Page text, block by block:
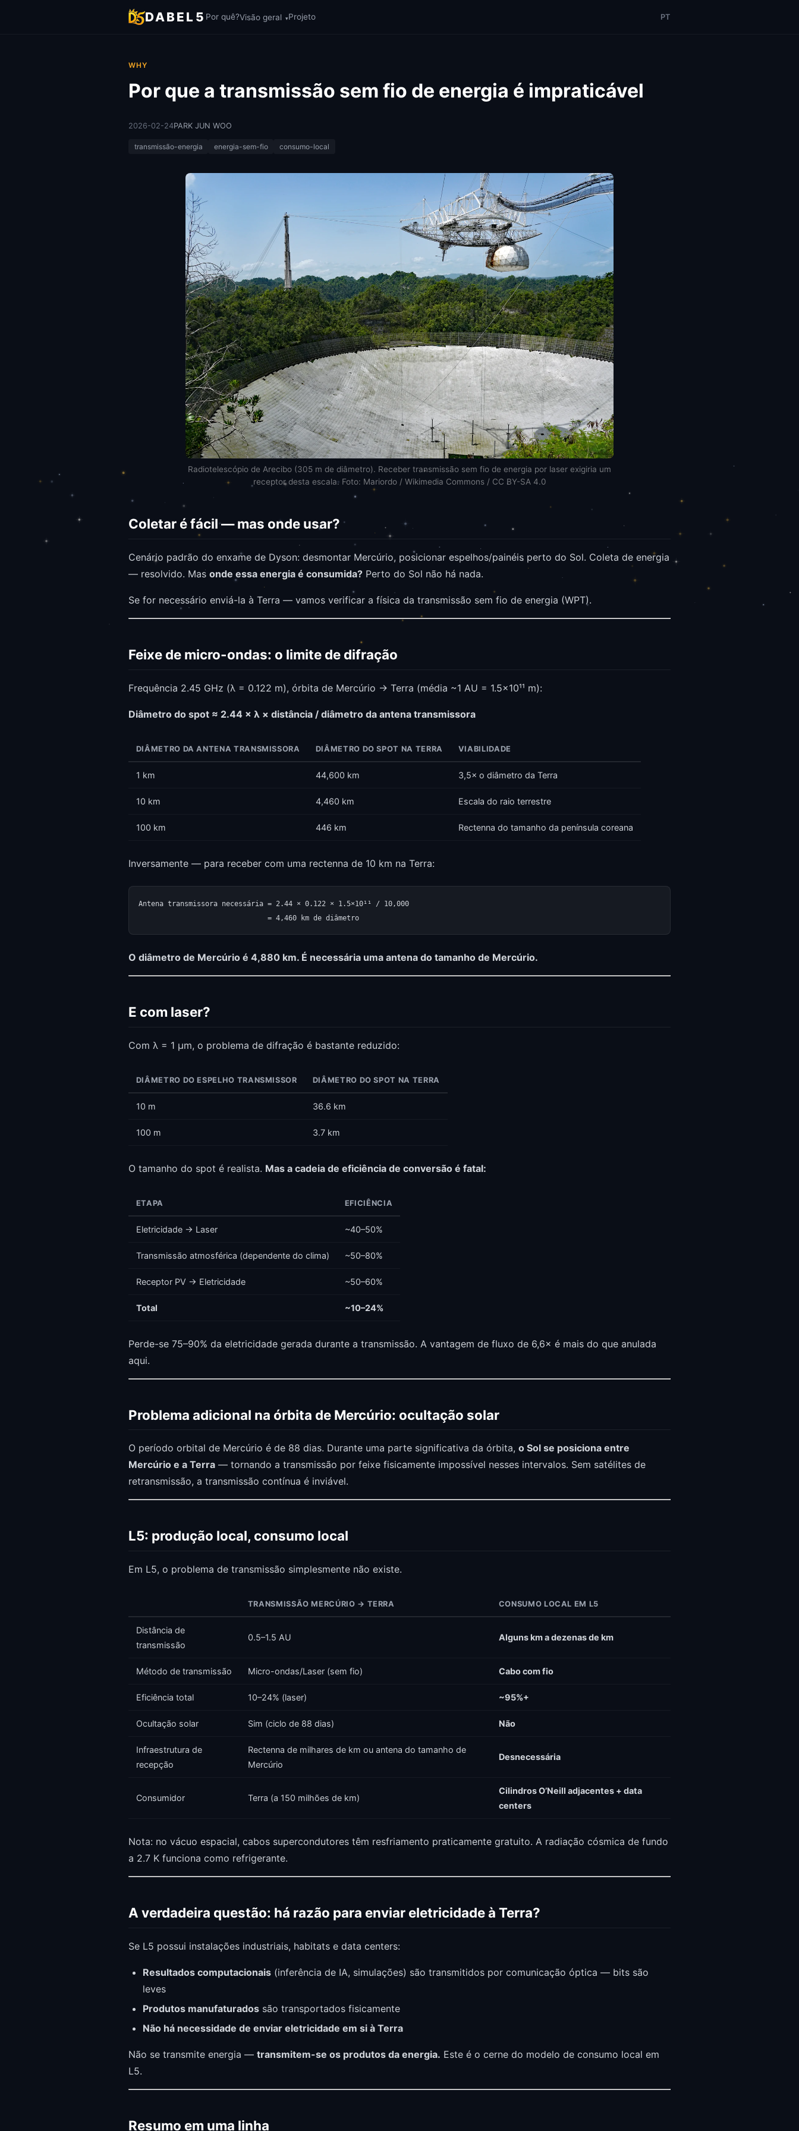
DABEL5 Por quê?Visão geral ▾Projeto PT
WHY
Por que a transmissão sem fio de energia é impraticável
2026-02-24PARK JUN WOO
transmissão-energia energia-sem-fio consumo-local
Radiotelescópio de Arecibo (305 m de diâmetro). Receber transmissão sem fio de energia por laser exigiria um
receptor desta escala. Foto: Mariordo / Wikimedia Commons / CC BY-SA 4.0
Coletar é fácil — mas onde usar?
Cenário padrão do enxame de Dyson: desmontar Mercúrio, posicionar espelhos/painéis perto do Sol. Coleta de energia
— resolvido. Mas onde essa energia é consumida? Perto do Sol não há nada.
Se for necessário enviá-la à Terra — vamos verificar a física da transmissão sem fio de energia (WPT).
Feixe de micro-ondas: o limite de difração
Frequência 2.45 GHz (λ = 0.122 m), órbita de Mercúrio → Terra (média ~1 AU = 1.5×10¹¹ m):
Diâmetro do spot ≈ 2.44 × λ × distância / diâmetro da antena transmissora
DIÂMETRO DA ANTENA TRANSMISSORA DIÂMETRO DO SPOT NA TERRA VIABILIDADE
1 km 44,600 km 3,5× o diâmetro da Terra
10 km 4,460 km Escala do raio terrestre
100 km 446 km Rectenna do tamanho da península coreana
Inversamente — para receber com uma rectenna de 10 km na Terra:
Antena transmissora necessária = 2.44 × 0.122 × 1.5×10¹¹ / 10,000
O diâmetro de Mercúrio é 4,880 km. É necessária uma antena do tamanho de Mercúrio.
E com laser?
Com λ = 1 μm, o problema de difração é bastante reduzido:
DIÂMETRO DO ESPELHO TRANSMISSOR DIÂMETRO DO SPOT NA TERRA
10 m 36.6 km
100 m 3.7 km
O tamanho do spot é realista. Mas a cadeia de eficiência de conversão é fatal:
ETAPA EFICIÊNCIA
Eletricidade → Laser ~40–50%
Transmissão atmosférica (dependente do clima) ~50–80%
Receptor PV → Eletricidade ~50–60%
Total ~10–24%
Perde-se 75–90% da eletricidade gerada durante a transmissão. A vantagem de fluxo de 6,6× é mais do que anulada
aqui.
Problema adicional na órbita de Mercúrio: ocultação solar
O período orbital de Mercúrio é de 88 dias. Durante uma parte significativa da órbita, o Sol se posiciona entre
Mercúrio e a Terra — tornando a transmissão por feixe fisicamente impossível nesses intervalos. Sem satélites de
retransmissão, a transmissão contínua é inviável.
L5: produção local, consumo local
Em L5, o problema de transmissão simplesmente não existe.
TRANSMISSÃO MERCÚRIO → TERRA CONSUMO LOCAL EM L5
Distância de
transmissão
0.5–1.5 AU Alguns km a dezenas de km
Método de transmissão Micro-ondas/Laser (sem fio) Cabo com fio
Eficiência total 10–24% (laser) ~95%+
Ocultação solar Sim (ciclo de 88 dias) Não
Infraestrutura de
recepção
Rectenna de milhares de km ou antena do tamanho de
Mercúrio
Desnecessária
Consumidor Terra (a 150 milhões de km)
Cilindros O’Neill adjacentes + data
centers
Nota: no vácuo espacial, cabos supercondutores têm resfriamento praticamente gratuito. A radiação cósmica de fundo
a 2.7 K funciona como refrigerante.
A verdadeira questão: há razão para enviar eletricidade à Terra?
Se L5 possui instalações industriais, habitats e data centers:
Resultados computacionais (inferência de IA, simulações) são transmitidos por comunicação óptica — bits são
leves
Produtos manufaturados são transportados fisicamente
Não há necessidade de enviar eletricidade em si à Terra
Não se transmite energia — transmitem-se os produtos da energia. Este é o cerne do modelo de consumo local em
L5.
Resumo em uma linha